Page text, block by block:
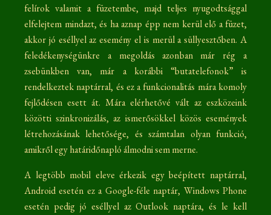
felírok valamit a füzetembe, majd teljes nyugodtsággal
elfelejtem mindazt, és ha aznap épp nem kerül elő a füzet,
akkor jó eséllyel az esemény el is merül a süllyesztőben. A
feledékenységünkre a megoldás azonban már rég a
zsebünkben van, már a korábbi “butatelefonok” is
rendelkeztek naptárral, és ez a funkcionalitás mára komoly
fejlődésen esett át. Mára elérhetővé vált az eszközeink
közötti szinkronizálás, az ismerősökkel közös események
létrehozásának lehetősége, és számtalan olyan funkció,
amikről egy határidőnapló álmodni sem merne.
A legtöbb mobil eleve érkezik egy beépített naptárral,
Android esetén ez a Google-féle naptár, Windows Phone
esetén pedig jó eséllyel az Outlook naptára, és le kell